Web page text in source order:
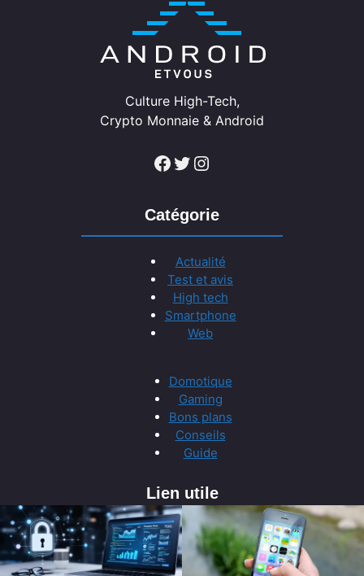
Culture High-Tech,
Crypto Monnaie & Android
Facebook Twitter Instagram
Catégorie
Actualité
Test et avis
High tech
Smartphone
Web
Domotique
Gaming
Bons plans
Conseils
Guide
Lien utile